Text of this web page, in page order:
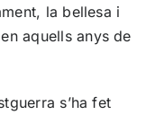
la bellesa i
aquells anys de
s’ha fet